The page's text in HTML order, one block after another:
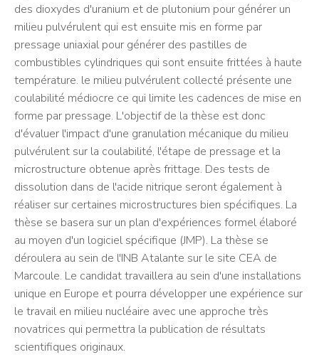
des dioxydes d'uranium et de plutonium pour générer un
milieu pulvérulent qui est ensuite mis en forme par
pressage uniaxial pour générer des pastilles de
combustibles cylindriques qui sont ensuite frittées à haute
température. le milieu pulvérulent collecté présente une
coulabilité médiocre ce qui limite les cadences de mise en
forme par pressage. L'objectif de la thèse est donc
d'évaluer l'impact d'une granulation mécanique du milieu
pulvérulent sur la coulabilité, l'étape de pressage et la
microstructure obtenue après frittage. Des tests de
dissolution dans de l'acide nitrique seront également à
réaliser sur certaines microstructures bien spécifiques. La
thèse se basera sur un plan d'expériences formel élaboré
au moyen d'un logiciel spécifique (JMP). La thèse se
déroulera au sein de l'INB Atalante sur le site CEA de
Marcoule. Le candidat travaillera au sein d'une installations
unique en Europe et pourra développer une expérience sur
le travail en milieu nucléaire avec une approche très
novatrices qui permettra la publication de résultats
scientifiques originaux.